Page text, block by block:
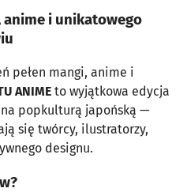
anime i unikatowego
pełen mangi, anime i
ANIME to wyjątkowa edycja
popkulturą japońską —
się twórcy, ilustratorzy,
designu.